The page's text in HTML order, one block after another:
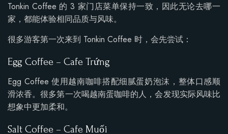
Tonkin Coffee 的 3 家门店菜单保持一致，因此无论去哪一
家，都能体验相同品质与风味。
很多游客第一次来到 Tonkin Coffee 时，会先尝试：
Egg Coffee – Cafe Trứng
Egg Coffee 使用越南咖啡搭配细腻蛋奶泡沫，整体口感顺
滑浓香。很多第一次喝越南蛋咖啡的人，会发现实际风味比
想象中更加柔和。
Salt Coffee – Cafe Muối